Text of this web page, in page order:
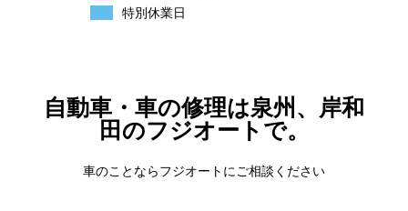
特別休業日
自動車・車の修理は泉州、岸和
田のフジオートで。
車のことならフジオートにご相談ください